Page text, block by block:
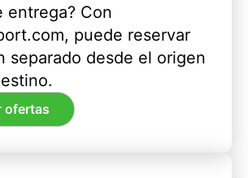
entrega? Con
puede reservar
separado desde el origen
ofertas